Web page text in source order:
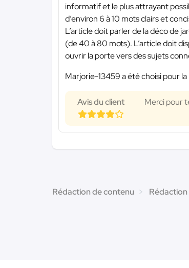
informatif et le plus attrayant
d’environ 6 à 10 mots clairs et
L’article doit parler de la déco de
(de 40 à 80 mots). L’article doit
ouvrir la porte vers des sujets
Marjorie-13459 a été choisi pour
Avis du client Merci pour
Rédaction de contenu